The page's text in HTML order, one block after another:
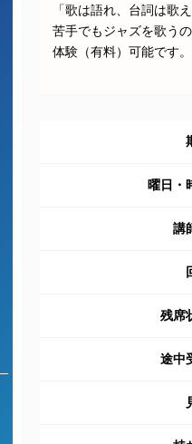
「歌は語れ、台詞は歌
苦手でもジャズを歌う
体験（有料）可能です。
曜日・
講
残席
途中